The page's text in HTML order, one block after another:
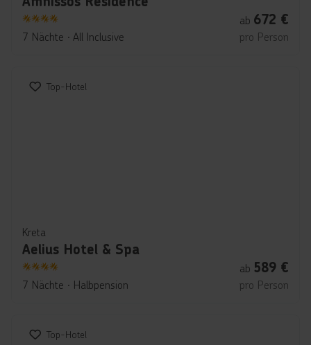
4
7 Nächte ∙ All Inclusive
ab 672 €
pro Person
Top-Hotel
Kreta
Aelius Hotel & Spa
4
7 Nächte ∙ Halbpension
ab 589 €
pro Person
Top-Hotel